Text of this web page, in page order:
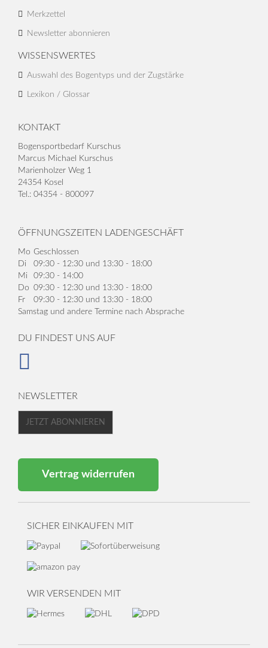
Merkzettel
Newsletter abonnieren
WISSENSWERTES
Auswahl des Bogentyps und der Zugstärke
Lexikon / Glossar
KONTAKT
Bogensportbedarf Kurschus
Marcus Michael Kurschus
Marienholzer Weg 1
24354 Kosel
Tel.: 04354 - 800097
ÖFFNUNGSZEITEN LADENGESCHÄFT
Mo Geschlossen
Di
09:30 - 12:30 und 13:30 - 18:00
Mi
09:30 - 14:00
Do 09:30 - 12:30 und 13:30 - 18:00
Fr
09:30 - 12:30 und 13:30 - 18:00
Samstag und andere Termine nach Absprache
DU FINDEST UNS AUF
NEWSLETTER
JETZT ABONNIEREN
Vertrag widerrufen
SICHER EINKAUFEN MIT
WIR VERSENDEN MIT